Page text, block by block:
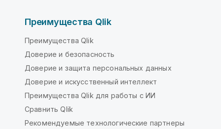
Преимущества Qlik
Преимущества Qlik
Доверие и безопасность
Доверие и защита персональных данных
Доверие и искусственный интеллект
Преимущества Qlik для работы с ИИ
Сравнить Qlik
Рекомендуемые технологические партнеры